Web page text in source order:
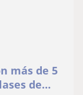
más de 5
de